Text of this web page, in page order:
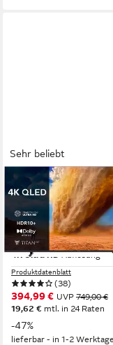
Sehr beliebt
PHILIPS
55PUS7800/12
Fernseher
139 cm/55 Zoll Diagonale
QLED
4K Ultra HD Auflösung
Produktdatenblatt
(38)
394,99 € UVP 749,00 €
19,62 € mtl. in 24 Raten
-47%
lieferbar - in 1-2